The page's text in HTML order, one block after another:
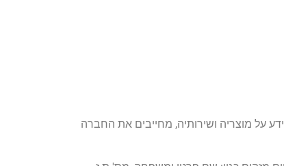
על מוצריה ושירותיה, מחייבים את החברה